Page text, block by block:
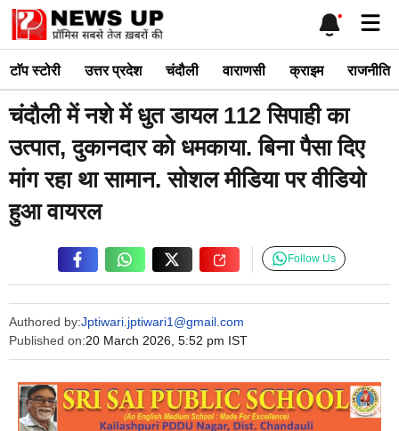
Skip
content
टाॅप स्टोरी उत्तर प्रदेश चंदौली वाराणसी क्राइम राजनीति
चंदौली में नशे में धुत डायल 112 सिपाही का
उत्पात, दुकानदार को धमकाया. बिना पैसा दिए
मांग रहा था सामान. सोशल मीडिया पर वीडियो
हुआ वायरल
Authored by:Jptiwari.jptiwari1@gmail.com
Published on:20 March 2026, 5:52 pm IST
Follow Us